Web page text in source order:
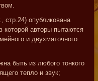
опубликована
которой авторы пытаются
и двухматочного
быть из любого тонкого
тепло и звук;